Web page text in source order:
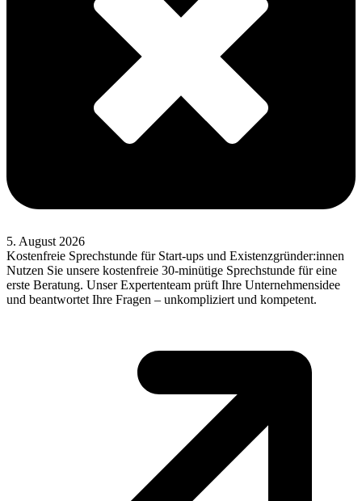
5. August 2026
Kostenfreie Sprechstunde für Start-ups und Existenzgründer:innen
Nutzen Sie unsere kostenfreie 30-minütige Sprechstunde für eine
erste Beratung. Unser Expertenteam prüft Ihre Unternehmensidee
und beantwortet Ihre Fragen – unkompliziert und kompetent.